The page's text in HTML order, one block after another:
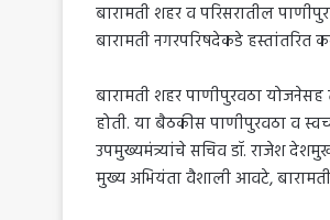
बारामती शहर व परिसरातील
बारामती नगरपरिषदेकडे हस्तांतरित
बारामती शहर पाणीपुरवठा
होती. या बैठकीस पाणीपुरवठा व
उपमुख्यमंत्र्यांचे सचिव डॉ. राजेश
मुख्य अभियंता वैशाली आवटे,